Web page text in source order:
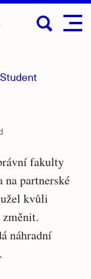
Student
fakulty
na partnerské
kvůli
změnit.
náhradní